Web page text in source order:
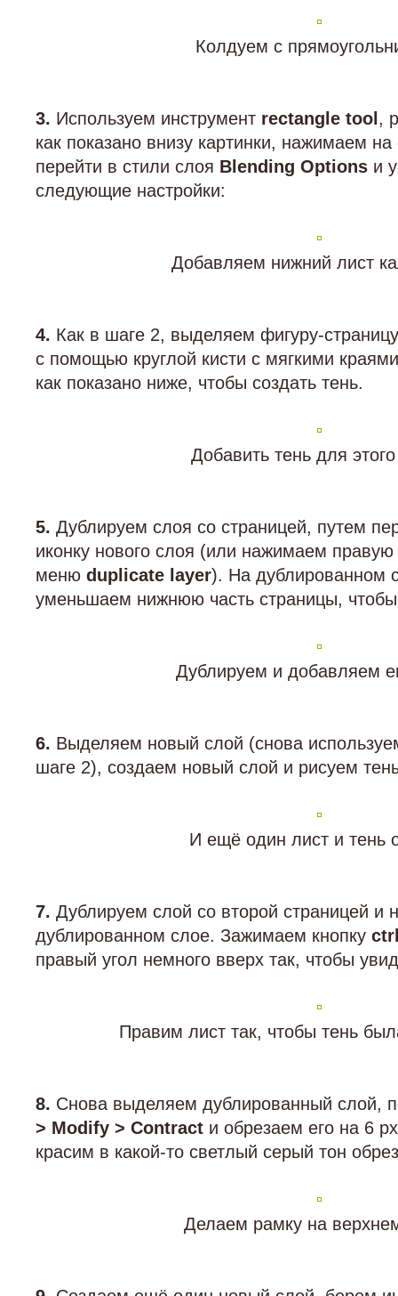
Колдуем с
3. Используем инструмент rectangle tool ,
как показано внизу картинки, нажимаем
перейти в стили слоя Blending Options и
следующие настройки:
Добавляем нижний лист
4. Как в шаге 2, выделяем фигуру-
с помощью круглой кисти с мягкими
как показано ниже, чтобы создать тень.
Добавить тень для
5. Дублируем слоя со страницей, путем
иконку нового слоя (или нажимаем
меню duplicate layer). На дублированном
уменьшаем нижнюю часть страницы, чтобы
Дублируем и добавляем
6. Выделяем новый слой (снова
шаге 2), создаем новый слой и рисуем
И ещё один лист и тень
7. Дублируем слой со второй страницей
дублированном слое. Зажимаем кнопку
правый угол немного вверх так, чтобы
Правим лист так, чтобы тень
8. Снова выделяем дублированный слой,
> Modify > Contract и обрезаем его на 6
красим в какой-то светлый серый тон
Делаем рамку на